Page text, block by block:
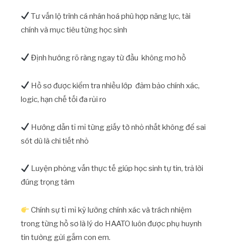
Tư vấn lộ trình cá nhân hoá phù hợp năng lực, tài
chính và mục tiêu từng học sinh
Định hướng rõ ràng ngay từ đầu không mơ hồ
Hồ sơ được kiểm tra nhiều lớp đảm bảo chính xác,
logic, hạn chế tối đa rủi ro
Hướng dẫn tỉ mỉ từng giấy tờ nhỏ nhất không để sai
sót dù là chi tiết nhỏ
Luyện phỏng vấn thực tế giúp học sinh tự tin, trả lời
đúng trọng tâm
Chính sự tỉ mỉ kỹ lưỡng chính xác và trách nhiệm
trong từng hồ sơ là lý do HAATO luôn được phụ huynh
tin tưởng gửi gắm con em.